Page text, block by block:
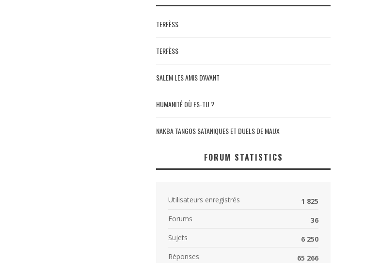
TERFÈSS
TERFÈSS
SALEM LES AMIS D'AVANT
HUMANITÉ OÙ ES-TU ?
NAKBA TANGOS SATANIQUES ET DUELS DE MAUX
FORUM STATISTICS
Utilisateurs enregistrés
1 825
Forums
36
Sujets
6 250
Réponses
65 266